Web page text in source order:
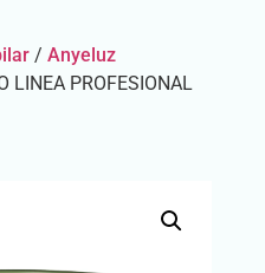
/ Anyeluz
LINEA PROFESIONAL